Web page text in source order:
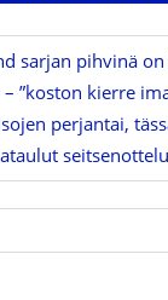
sarjan pihvinä
”koston kierre
perjantai,